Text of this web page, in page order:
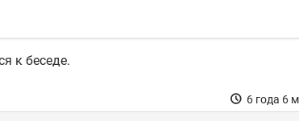
к беседе.
6 года 6